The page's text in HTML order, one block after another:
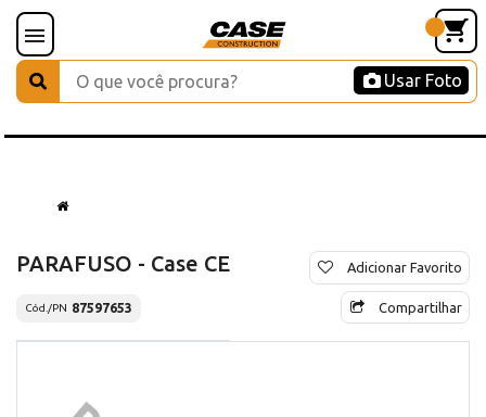
Usar Foto
PARAFUSO - Case CE
Cód./PN 87597653
Adicionar Favorito
Compartilhar